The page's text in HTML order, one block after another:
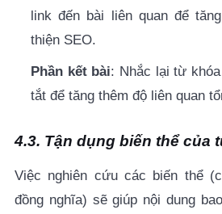
link đến bài liên quan để
thiện SEO.
Phần kết bài: Nhắc lại từ
tắt để tăng thêm độ liên quan
4.3. Tận dụng biến thể của
Việc nghiên cứu các biến thể
đồng nghĩa) sẽ giúp nội dung